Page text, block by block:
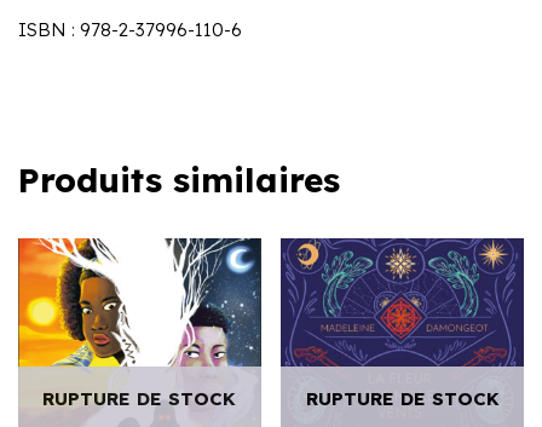
ISBN : 978-2-37996-110-6
Produits similaires
RUPTURE DE STOCK RUPTURE DE STOCK